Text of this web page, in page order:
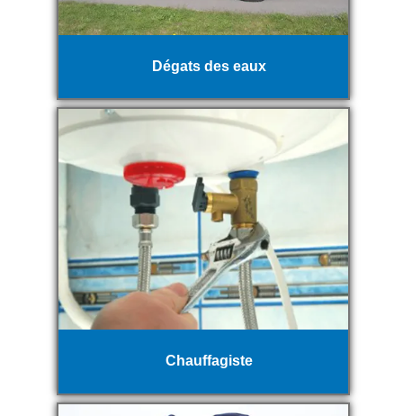
Dégats des eaux
Chauffagiste